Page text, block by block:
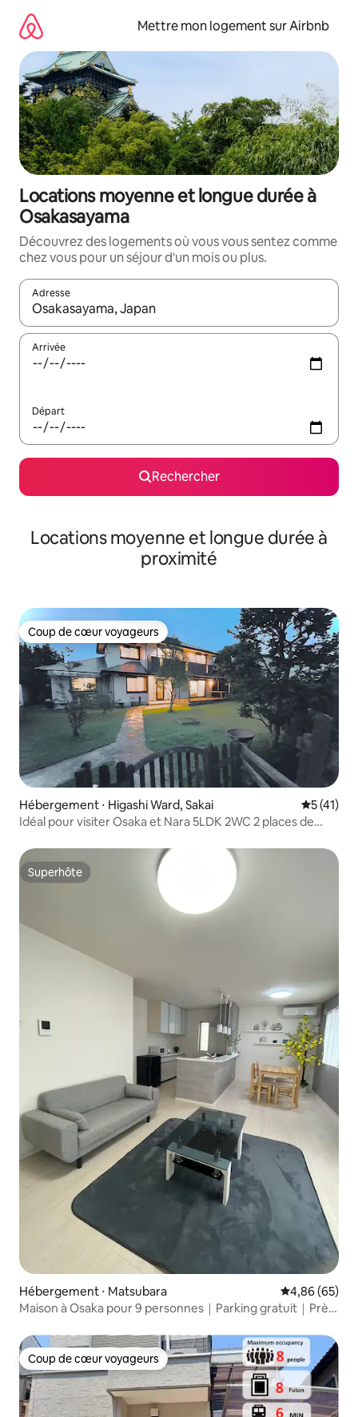
directement
contenu
Mettre mon logement sur Airbnb
Locations moyenne et longue durée à
Osakasayama
Découvrez des logements où vous vous sentez comme
chez vous pour un séjour d'un mois ou plus.
Adresse
Lorsque les résultats s'affichent, utilisez les flèches vers le
Arrivée
Départ
Rechercher
Locations moyenne et longue durée à
proximité
Coup de cœur voyageurs
Coup de cœur voyageurs
Hébergement ⋅ Higashi Ward, Sakai
5 (41)
Idéal pour visiter Osaka et Nara 5LDK 2WC 2 places de
l'aéroport du Kansai et de l'USJ
Superhôte
Superhôte
Hébergement ⋅ Matsubara Évaluation
4,86 (65)
Maison à Osaka pour 9 personnes｜Parking gratuit｜Près
Coup de cœur voyageurs
Coup de cœur voyageurs